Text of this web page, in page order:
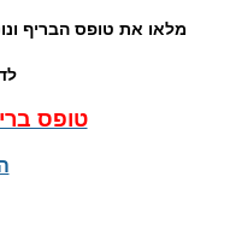
מלאו את טופס הבריף
טופס